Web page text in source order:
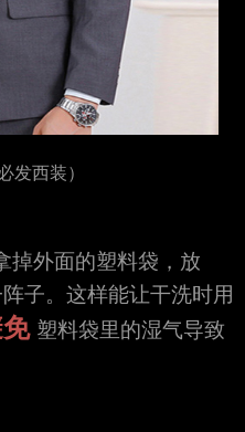
发西装）
掉外面的塑料袋，放
阵子。这样能让干洗时用
塑料袋里的湿气导致